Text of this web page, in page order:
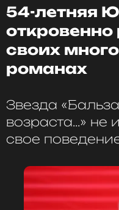
54-летняя
своих
романах
Звезда
возраста...» не
свое